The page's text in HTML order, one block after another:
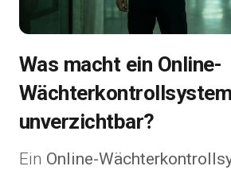
Was macht ein Online-
Wächterkontrollsystem
unverzichtbar?
Ein Online-